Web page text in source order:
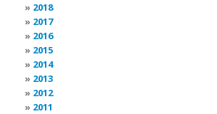
2018
2017
2016
2015
2014
2013
2012
2011